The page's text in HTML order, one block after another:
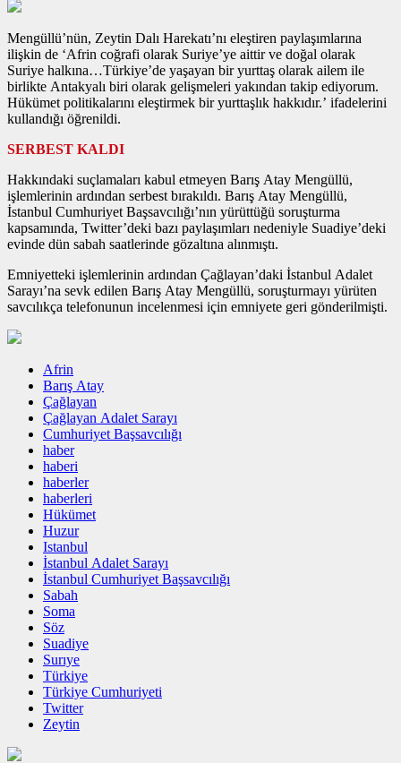
Mengüllü’nün, Zeytin Dalı Harekatı’nı eleştiren paylaşımlarına
ilişkin de ‘Afrin coğrafi olarak Suriye’ye aittir ve doğal olarak
Suriye halkına…Türkiye’de yaşayan bir yurttaş olarak ailem ile
birlikte Antakyalı biri olarak gelişmeleri yakından takip ediyorum.
Hükümet politikalarını eleştirmek bir yurttaşlık hakkıdır.’ ifadelerini
kullandığı öğrenildi.
SERBEST KALDI
Hakkındaki suçlamaları kabul etmeyen Barış Atay Mengüllü,
işlemlerinin ardından serbest bırakıldı. Barış Atay Mengüllü,
İstanbul Cumhuriyet Başsavcılığı’nın yürüttüğü soruşturma
kapsamında, Twitter’deki bazı paylaşımları nedeniyle Suadiye’deki
evinde dün sabah saatlerinde gözaltına alınmıştı.
Emniyetteki işlemlerinin ardından Çağlayan’daki İstanbul Adalet
Sarayı’na sevk edilen Barış Atay Mengüllü, soruşturmayı yürüten
savcılıkça telefonunun incelenmesi için emniyete geri gönderilmişti.
Afrin
Barış Atay
Çağlayan
Çağlayan Adalet Sarayı
Cumhuriyet Başsavcılığı
haber
haberi
haberler
haberleri
Hükümet
Huzur
Istanbul
İstanbul Adalet Sarayı
İstanbul Cumhuriyet Başsavcılığı
Sabah
Soma
Söz
Suadiye
Surıye
Türkiye
Türkiye Cumhuriyeti
Twitter
Zeytin